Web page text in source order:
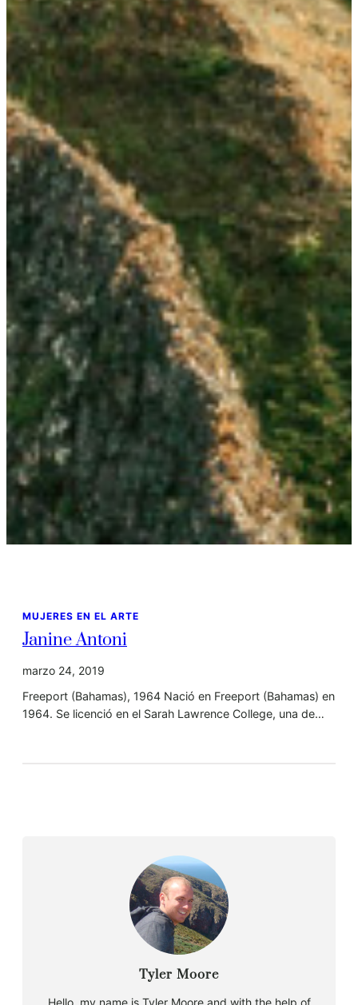
MUJERES EN EL ARTE
Janine Antoni
marzo 24, 2019
Freeport (Bahamas), 1964 Nació en Freeport (Bahamas) en
1964. Se licenció en el Sarah Lawrence College, una de…
Tyler Moore